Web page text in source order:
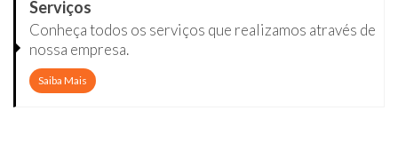
Serviços
Conheça todos os serviços que realizamos através de
nossa empresa.
Saiba Mais